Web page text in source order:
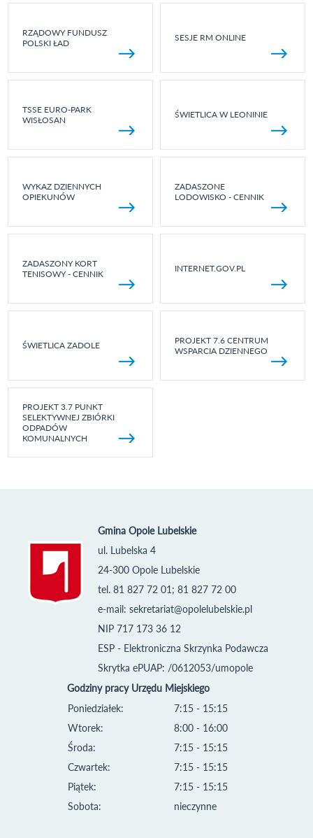
RZĄDOWY FUNDUSZ
POLSKI ŁAD
SESJE RM ONLINE
TSSE EURO-PARK
WISŁOSAN
ŚWIETLICA W LEONINIE
WYKAZ DZIENNYCH
OPIEKUNÓW
ZADASZONE
LODOWISKO - CENNIK
ZADASZONY KORT
TENISOWY - CENNIK
INTERNET.GOV.PL
ŚWIETLICA ZADOLE
PROJEKT 7.6 CENTRUM
WSPARCIA DZIENNEGO
PROJEKT 3.7 PUNKT
SELEKTYWNEJ ZBIÓRKI
ODPADÓW
KOMUNALNYCH
Gmina Opole Lubelskie
ul. Lubelska 4
24-300 Opole Lubelskie
tel. 81 827 72 01; 81 827 72 00
e-mail: sekretariat@opolelubelskie.pl
NIP 717 173 36 12
ESP - Elektroniczna Skrzynka Podawcza
Skrytka ePUAP: /0612053/umopole
Godziny pracy Urzędu Miejskiego
Poniedziałek:
Wtorek:
Środa:
Czwartek:
Piątek:
Sobota:
7:15 - 15:15
8:00 - 16:00
7:15 - 15:15
7:15 - 15:15
7:15 - 15:15
nieczynne